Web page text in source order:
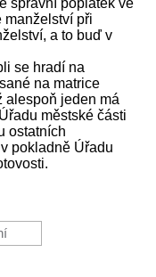
správní poplatek ve
manželství při
a to buď v
se hradí na
na matrice
alespoň jeden má
městské části
ostatních
pokladně Úřadu